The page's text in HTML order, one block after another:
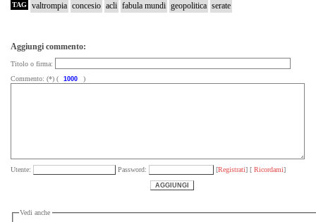
TAG valtrompia concesio acli fabula mundi geopolitica serate
Aggiungi commento:
Titolo o firma:
Commento: (*) (
)
Utente: Password: [Registrati] [ Ricordami]
Vedi anche